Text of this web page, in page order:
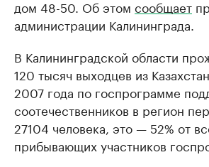
дом 48-50. Об этом сообщает
администрации Калининграда.
В Калининградской области
120 тысяч выходцев из
2007 года по госпрограмме
соотечественников в регион
27104 человека, это — 52% от
прибывающих участников